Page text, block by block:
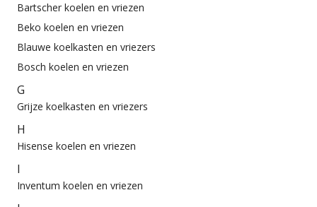
Bartscher koelen en vriezen
Beko koelen en vriezen
Blauwe koelkasten en vriezers
Bosch koelen en vriezen
G
Grijze koelkasten en vriezers
H
Hisense koelen en vriezen
I
Inventum koelen en vriezen